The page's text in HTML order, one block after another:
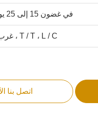
في غضون 15 إلى 25 يوم عمل
T / T ، L / C ، غرب الاتحاد
اتصل بنا